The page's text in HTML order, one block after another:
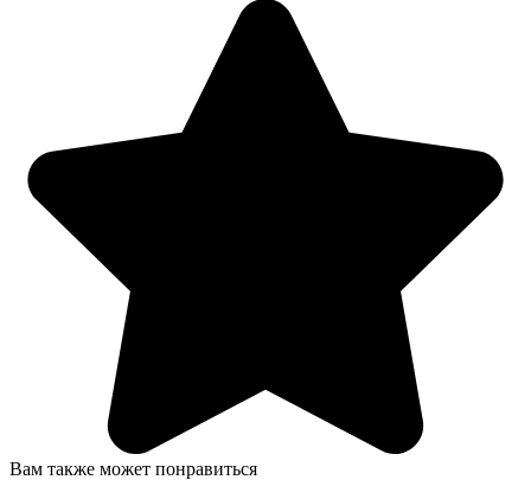
Вам также может понравиться